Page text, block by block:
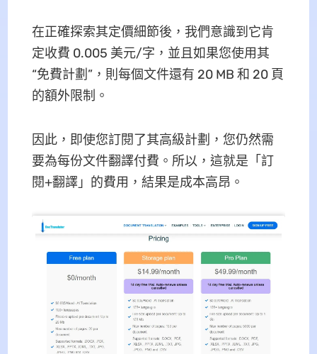
在正確探索其定價細節後，我們意識到它肯
定收費 0.005 美元/字，並且如果您使用其
“免費計劃”，則每個文件還有 20 MB 和 20 頁
的額外限制。
因此，即使您訂閱了其高級計劃，您仍然需
要為每份文件翻譯付費。所以，這就是「訂
閱+翻譯」的費用，結果是成本高昂。